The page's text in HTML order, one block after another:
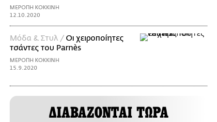
ΜΕΡΟΠΗ ΚΟΚΚΙΝΗ
12.10.2020
Μόδα & Στυλ /Οι χειροποίητες
τσάντες του Parnès
ΜΕΡΟΠΗ ΚΟΚΚΙΝΗ
15.9.2020
ΔΙΑΒΑΖΟΝΤΑΙ ΤΩΡΑ